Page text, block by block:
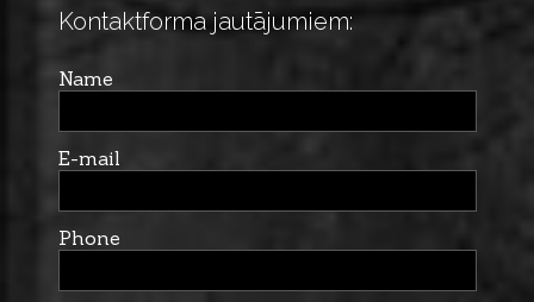
Kontaktforma jautājumiem:
Name
E-mail
Phone